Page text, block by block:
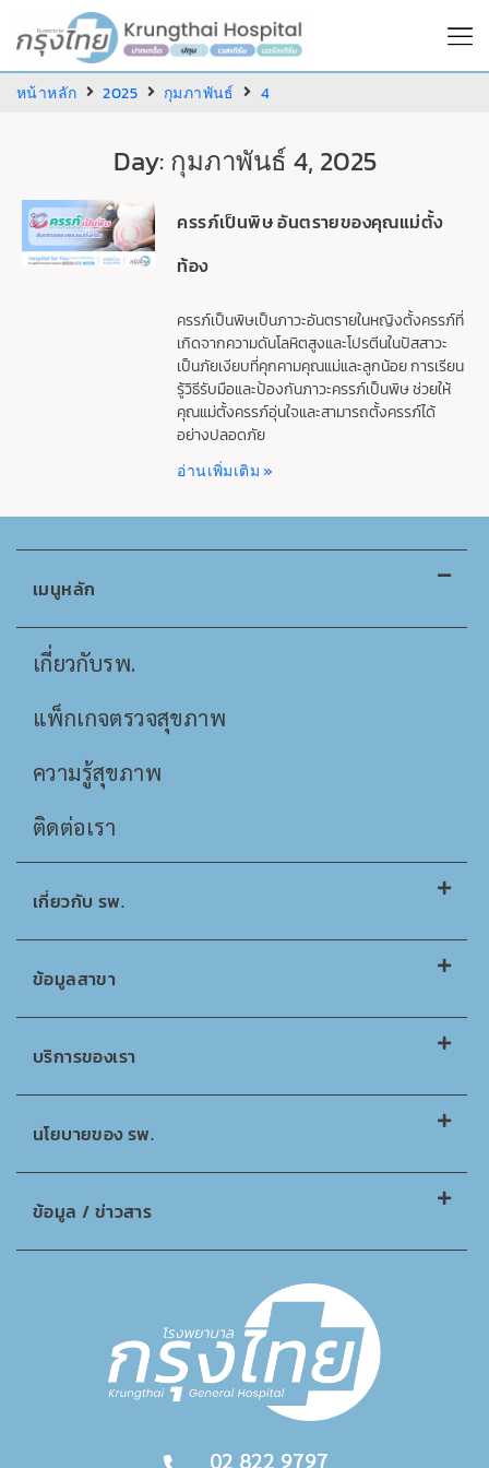
หน้าหลัก 2025 กุมภาพันธ์ 4
Day: กุมภาพันธ์ 4, 2025
ครรภ์เป็นพิษ อันตรายของคุณแม่ตั้ง
ท้อง
ครรภ์เป็นพิษเป็นภาวะอันตรายในหญิงตั้งครรภ์ที่
เกิดจากความดันโลหิตสูงและโปรตีนในปัสสาวะ
เป็นภัยเงียบที่คุกคามคุณแม่และลูกน้อย การเรียน
รู้วิธีรับมือและป้องกันภาวะครรภ์เป็นพิษ ช่วยให้
คุณแม่ตั้งครรภ์อุ่นใจและสามารถตั้งครรภ์ได้
อย่างปลอดภัย
อ่านเพิ่มเติม »
เมนูหลัก
เกี่ยวกับรพ.
แพ็กเกจตรวจสุขภาพ
ความรู้สุขภาพ
ติดต่อเรา
เกี่ยวกับ รพ.
ข้อมูลสาขา
บริการของเรา
นโยบายของ รพ.
ข้อมูล / ข่าวสาร
02 822 9797